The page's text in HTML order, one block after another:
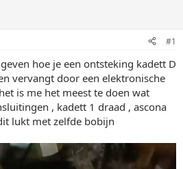
#1
hoe je een ontsteking kadett D
vervangt door een elektronische
is me het meest te doen wat
, kadett 1 draad , ascona
lukt met zelfde bobijn